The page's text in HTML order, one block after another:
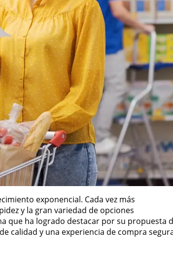
exponencial. Cada vez más
y la gran variedad de opciones
que ha logrado destacar por su propuesta
calidad y una experiencia de compra